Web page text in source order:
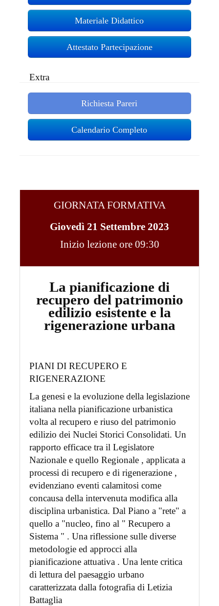
Materiale Didattico
Attestato Partecipazione
Extra
Richiesta Pareri
Calendario Completo
GIORNATA FORMATIVA
Giovedì 21 Settembre 2023
Inizio lezione ore 09:30
La pianificazione di
recupero del patrimonio
edilizio esistente e la
rigenerazione urbana
PIANI DI RECUPERO E
RIGENERAZIONE
La genesi e la evoluzione della legislazione
italiana nella pianificazione urbanistica
volta al recupero e riuso del patrimonio
edilizio dei Nuclei Storici Consolidati. Un
rapporto efficace tra il Legislatore
Nazionale e quello Regionale , applicata a
processi di recupero e di rigenerazione ,
evidenziano eventi calamitosi come
concausa della intervenuta modifica alla
disciplina urbanistica. Dal Piano a "rete" a
quello a "nucleo, fino al " Recupero a
Sistema " . Una riflessione sulle diverse
metodologie ed approcci alla
pianificazione attuativa . Una lente critica
di lettura del paesaggio urbano
caratterizzata dalla fotografia di Letizia
Battaglia